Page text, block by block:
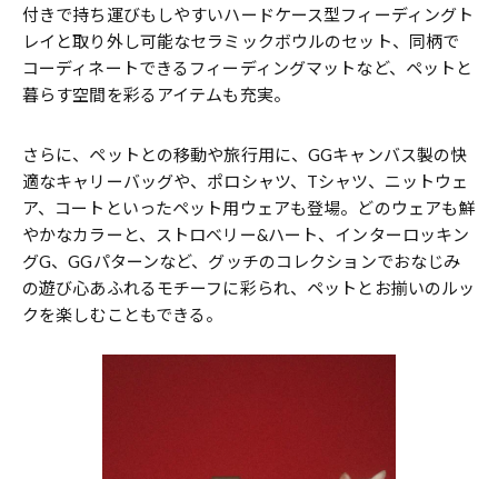
付きで持ち運びもしやすいハードケース型フィーディングト
レイと取り外し可能なセラミックボウルのセット、同柄で
コーディネートできるフィーディングマットなど、ペットと
暮らす空間を彩るアイテムも充実。
さらに、ペットとの移動や旅行用に、GGキャンバス製の快
適なキャリーバッグや、ポロシャツ、Tシャツ、ニットウェ
ア、コートといったペット用ウェアも登場。どのウェアも鮮
やかなカラーと、ストロベリー&ハート、インターロッキン
グG、GGパターンなど、グッチのコレクションでおなじみ
の遊び心あふれるモチーフに彩られ、ペットとお揃いのルッ
クを楽しむこともできる。